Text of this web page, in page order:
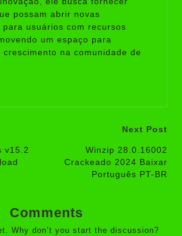
possam abrir novas
para usuários com recursos
um espaço para
crescimento na comunidade de
v15.2
Next Post
Winzip 28.0.16002
Crackeado 2024 Baixar
Português PT-BR
Comments
Why don’t you start the discussion?